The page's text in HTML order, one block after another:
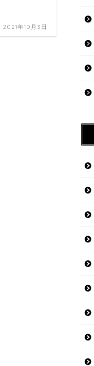
2021年10月3日